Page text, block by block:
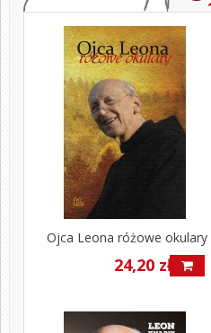
Ojca Leona różowe okulary
24,20 zł